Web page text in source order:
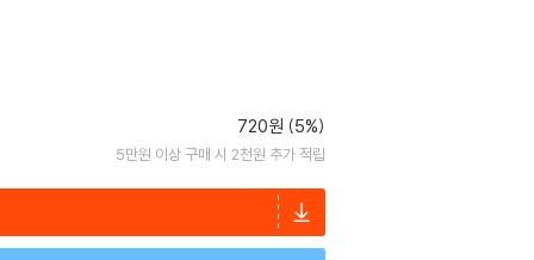
720원 (5%)
5만원 이상 구매 시 2천원 추가 적립